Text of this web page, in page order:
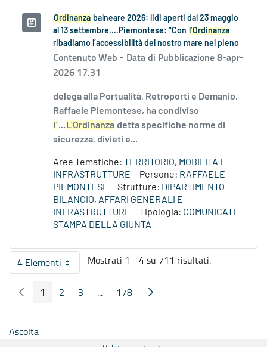
Ordinanza balneare 2026: lidi aperti dal 23 maggio
al 13 settembre....Piemontese: “Con l’Ordinanza
ribadiamo l’accessibilità del nostro mare nel pieno
Contenuto Web - Data di Pubblicazione 8-apr-
2026 17.31
delega alla Portualità, Retroporti e Demanio,
Raffaele Piemontese, ha condiviso
l’... L’Ordinanza detta specifiche norme di
sicurezza, divieti e...
Aree Tematiche: TERRITORIO, MOBILITÀ E
INFRASTRUTTURE
Persone: RAFFAELE
PIEMONTESE
Strutture: DIPARTIMENTO
BILANCIO, AFFARI GENERALI E
INFRASTRUTTURE
Tipologia: COMUNICATI
STAMPA DELLA GIUNTA
4 ElementiPer pagina
Mostrati 1 - 4 su 711 risultati.
Pagina Precedente
Pagina
1 Pagina
2 Pagina
3 ...
Pagine intermedie
Pagina
178 Pagina Seguente
Ascolta